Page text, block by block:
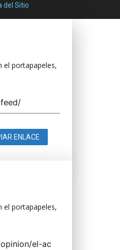
del Sitio
el portapapeles,
ENLACE
el portapapeles,